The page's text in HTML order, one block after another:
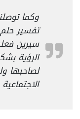
وكما
تفسير
سيرين
الرؤية
لصاحبها